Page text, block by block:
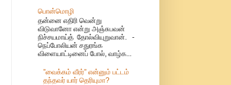
பொன்மொழி
தன்னை எதிரி வென்று
விடுவானோ என்று அஞ்சுபவன்
நிச்சயமாய்த் தோல்வியுறுவான். -
நெப்போலியன் சதுரங்க
விளையாட்டினைப் போல், வாழ்க...
”வைக்கம் வீரர்” என்னும் பட்டம்
தந்தவர் யார் தெரியுமா?